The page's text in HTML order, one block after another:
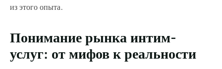
из этого опыта.
Понимание рынка интим-
услуг: от мифов к реальности